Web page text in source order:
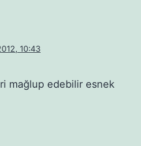
10:43
mağlup edebilir esnek